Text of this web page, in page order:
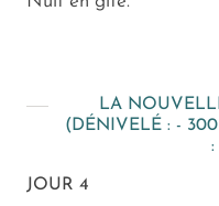
LA
(DÉNIVELÉ : -
:
JOUR 4